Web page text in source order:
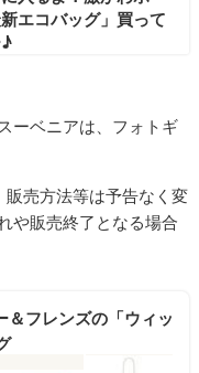
エコバッグ」買って
ーベニアは、フォトギ
売方法等は予告なく変
や販売終了となる場合
＆フレンズの「ウィッ